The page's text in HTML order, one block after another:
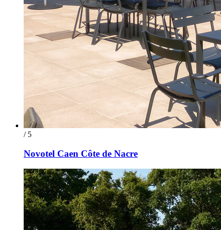
/ 5
Novotel Caen Côte de Nacre